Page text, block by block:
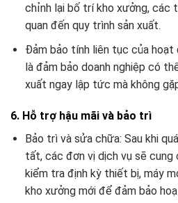
chỉnh lại bố trí kho xưởng, các
quan đến quy trình sản xuất.
Đảm bảo tính liên tục của hoạt
là đảm bảo doanh nghiệp có
xuất ngay lập tức mà không
6. Hỗ trợ hậu mãi và bảo trì
Bảo trì và sửa chữa: Sau khi
tất, các đơn vị dịch vụ sẽ cung
kiểm tra định kỳ thiết bị, máy
kho xưởng mới để đảm bảo